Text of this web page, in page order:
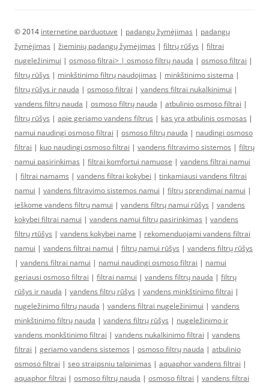
© 2014 internetine parduotuve | padangų žymėjimas | padangų
žymėjimas | žieminių padangų žymėjimas | filtrų rūšys | filtrai
nugeležinimui | osmoso filtrai> | osmoso filtrų nauda | osmoso filtrai |
filtrų rūšys | minkštinimo filtrų naudojimas | minkštinimo sistema |
filtrų rūšys ir nauda | osmoso filtrai | vandens filtrai nukalkinimui |
vandens filtrų nauda | osmoso filtrų nauda | atbulinio osmoso filtrai |
filtrų rūšys | apie geriamo vandens filtrus | kas yra atbulinis osmosas |
namui naudingi osmoso filtrai | osmoso filtrų nauda | naudingi osmoso
filtrai | kuo naudingi osmoso filtrai | vandens filtravimo sistemos | filtrų
namui pasirinkimas | filtrai komfortui namuose | vandens filtrai namui
| filtrai namams | vandens filtrai kokybei | tinkamiausi vandens filtrai
namui | vandens filtravimo sistemos namui | filtrų sprendimai namui |
ieškome vandens filtrų namui | vandens filtrų namui rūšys | vandens
kokybei filtrai namui | vandens namui filtrų pasirinkimas | vandens
filtrų rtūšys | vandens kokybei name | rekomenduojami vandens filtrai
namui | vandens filtrai namui | filtrų namui rūšys | vandens filtrų rūšys
| vandens filtrai namui | namui naudingi osmoso filtrai | namui
geriausi osmoso filtrai | filtrai namui | vandens filtrų nauda | filtrų
rūšys ir nauda | vandens filtrų rūšys | vandens minkštinimo filtrai |
nugeležinimo filtrų nauda | vandens filtrai nugeležinimui | vandens
minkštinimo filtrų nauda | vandens filtrų rūšys | nugeležinimo ir
vandens monkštinimo filtrai | vandens nukalkinimo filtrai | vandens
filtrai | geriamo vandens sistemos | osmoso filtrų nauda | atbulinio
osmoso filtrai | seo straipsniu talpinimas | aquaphor vandens filtrai |
aquaphor filtrai | osmoso filtrų nauda | osmoso filtrai | vandens filtrai